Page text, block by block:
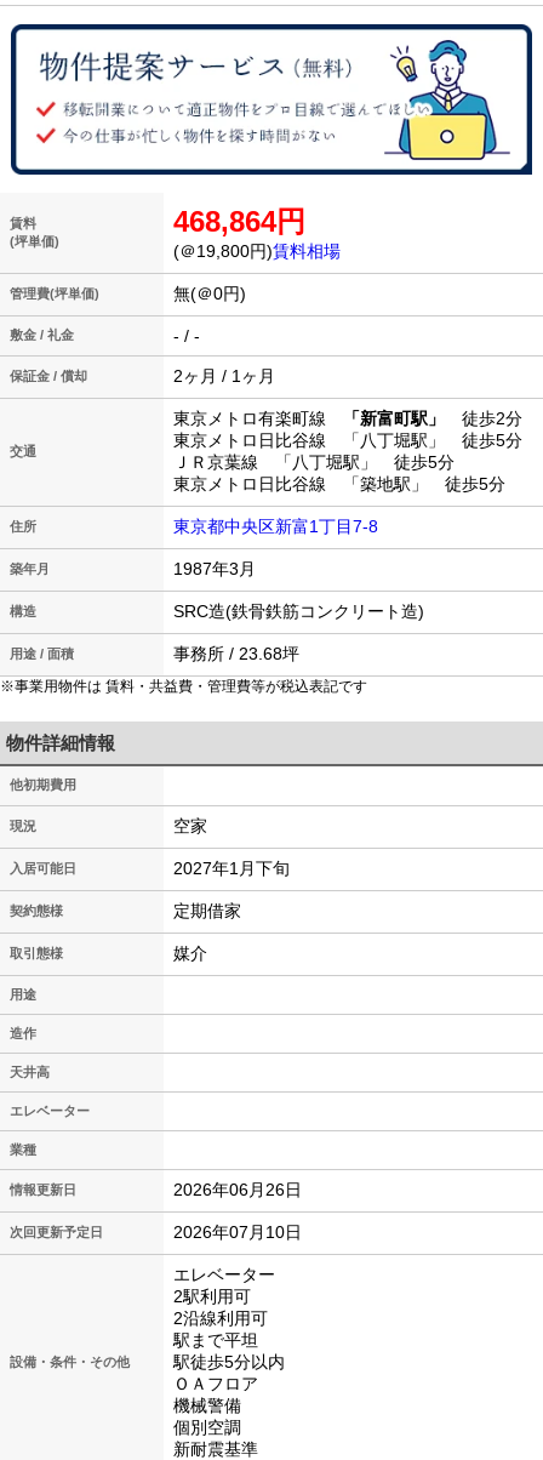
賃料
(坪単価)
468,864円
(＠19,800円)賃料相場
管理費(坪単価) 無(＠0円)
敷金 / 礼金 - / -
保証金 / 償却 2ヶ月 / 1ヶ月
交通
東京メトロ有楽町線 「新富町駅」
徒歩2分
東京メトロ日比谷線 「八丁堀駅」 徒歩5分
ＪＲ京葉線 「八丁堀駅」 徒歩5分
東京メトロ日比谷線 「築地駅」 徒歩5分
住所 東京都中央区新富1丁目7-8
築年月 1987年3月
構造 SRC造(鉄骨鉄筋コンクリート造)
用途 / 面積 事務所 / 23.68坪
※事業用物件は 賃料・共益費・管理費等が税込表記です
物件詳細情報
他初期費用
現況 空家
入居可能日 2027年1月下旬
契約態様 定期借家
取引態様 媒介
用途
造作
天井高
エレベーター
業種
情報更新日 2026年06月26日
次回更新予定日 2026年07月10日
設備・条件・その他
エレベーター
2駅利用可
2沿線利用可
駅まで平坦
駅徒歩5分以内
ＯＡフロア
機械警備
個別空調
新耐震基準